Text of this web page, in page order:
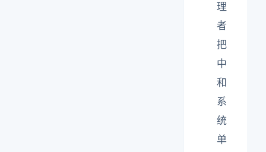
理
者
把
中
和
系
统
单